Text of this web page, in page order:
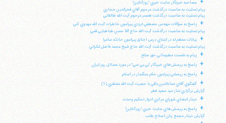
مصاحبه خبرنگار سايت خبري "روزآنلاين"
پيام تسليت به مناسبت درگذشت مرحوم آقاي فخرالدين حجازي
پيام تسليت به مناسبت درگذشت همسر مرحوم آيت الله طالقاني
+
پاسخ به سؤالات مهندس مصطفي ايزدي پيرامون خاطرات آيت الله مهدوي كني
پيام تسليت به مناسبت درگذشت آيت الله حاج آقا حسن طباطبايي قمي
+
بيانات معظم له در ابتداي درس اخلاق پيرامون حادثه سامرا
پيام تسليت به مناسبت درگذشت آيت الله حاج شيخ محمد فاضل لنكراني
+ پيام به نشست مطبوعاتي حق صلح
+ پاسخ به پرسش هاي خبرنگار "بي بي سي" در مورد مسائل روز ايران
+ پاسخ به پرسشي پيرامون حكم سنگسار در اسلام
+
گفتگوي آقاي عمادالدين باقي با حضرت آيت الله منتظري (1)
گزارش برگزاري نماز عيد سعيد فطر
+ ديدار اعضاي شوراي مركزي ادوار تحكيم وحدت
+
پاسخ به پرسش هاي سايت خبري "روزآنلاين"
گزارش ديدار مجمع زنان اصلاح طلب